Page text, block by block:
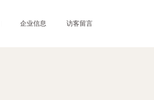
企业信息 访客留言